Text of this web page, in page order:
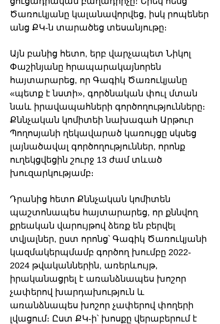
Ծառուկյանը կալանավորվեց, իսկ րոպեներ
անց ՔԿ-ն տարածեց տեսանյութը։
Այն բանից հետո, երբ վարչապետ Նիկոլ
Փաշինյանը հրապարակայնորեն
հայտարարեց, որ Գագիկ Ծառուկյանը
«պետք է նստի», գործնական փուլ մտան
նաև իրավապահների գործողությունները։
Քննչական կոմիտեի նախագահ Արթուր
Պողոսյանի ղեկավարած կառույցը սկսեց
լայնածավալ գործողություններ, որոնք
ուղեկցվեցին շուրջ 13 ժամ տևած
խուզարկությամբ։
Դրանից հետո Քննչական կոմիտեն
պաշտոնապես հայտարարեց, որ քննվող
քրեական վարույթով ձեռք են բերվել
տվյալներ, ըստ որոնց՝ Գագիկ Ծառուկյանի
կազմակերպմամբ գործող խումբը 2022-
2024 թվականներին, առերևույթ,
իրականացրել է առանձնապես խոշոր
չափերով խարդախություն և
առանձնապես խոշոր չափերով փողերի
լվացում։ Ըստ ՔԿ-ի՝ խոսքը վերաբերում է